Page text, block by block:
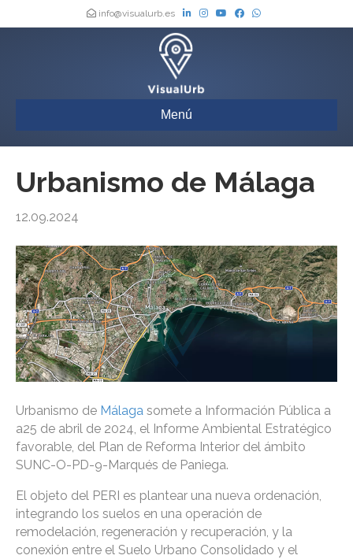
info@visualurb.es
Menú
Urbanismo de Málaga
12.09.2024
Urbanismo de Málaga somete a Información Pública a
a25 de abril de 2024, el Informe Ambiental Estratégico
favorable, del Plan de Reforma Interior del ámbito
SUNC-O-PD-9-Marqués de Paniega.
El objeto del PERI es plantear una nueva ordenación,
integrando los suelos en una operación de
remodelación, regeneración y recuperación, y la
conexión entre el Suelo Urbano Consolidado y el